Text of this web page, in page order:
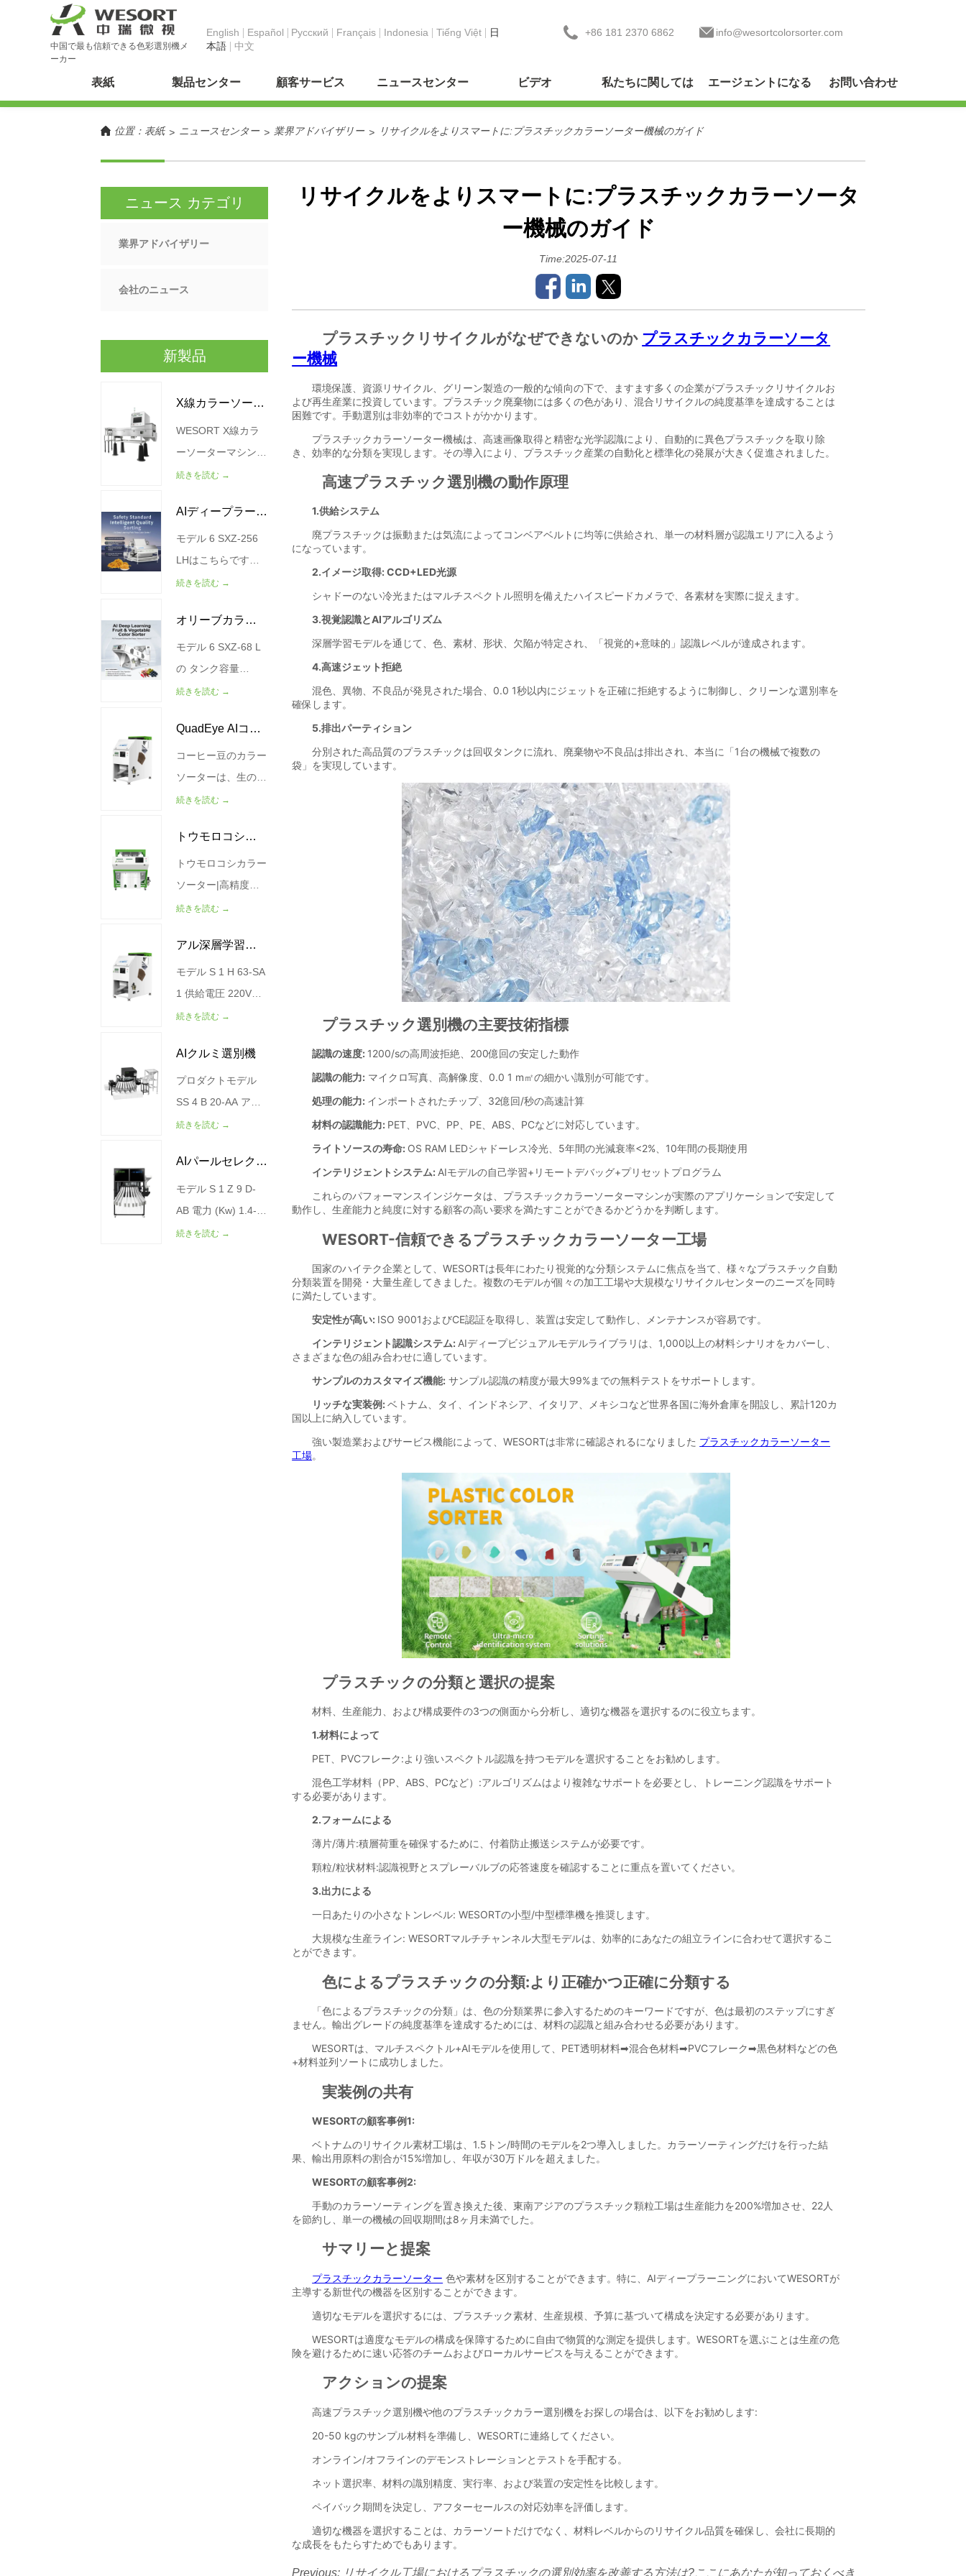
中国で最も信頼できる色彩選別機メ
ーカー
+86 181 2370 6862
English Español Pусский Français Indonesia Tiếng Việt
日
本語
中文
info@wesortcolorsorter.com
表紙 製品センター 顧客サービス ニュースセンター ビデオ 私たちに関しては エージェントになる お問い合わせ
位置： 表紙 > ニュースセンター > 業界アドバイザリー > リサイクルをよりスマートに:プラスチックカラーソーター機械のガイド
ニュース カテゴリ
業界アドバイザリー
会社のニュース
新製品
X線カラーソータ
ー機
WESORT X線カラ
ーソーターマシン
は、高度なX線画像
ーニングアルゴリズ
ムを組み合わせて、
食品品質管理と欠陥
除去のためのよりス
ョンを提供します。
従来の光学カラーソ
ーターが主に表面欠
陥を検出するのに対
ソーティング技術は
製品内部に浸透し
て、従来のソーティ
ング装置では検出で
異物を特定します。
高品質の食品加工業
界向けに設計された
X線カラーソーター
シーフード、穀物、
その他のプレミアム
製品の正確な検出、
安定し...
続きを読む →
AIディープラーニ
ングミートフロ
スカラーソータ
モデル 6 SXZ-256
LHはこちらです。
容量（キログラム/
（キロワット） 4.5
空気源の圧力
（MPa） 0.4-0.6 重
量(kg) 990 サイズ
2966*2912*2058
続きを読む →
オリーブカラー
ソーター
モデル 6 SXZ-68 L
の タンク容量
(kG/H) 250-400 空
0.6 0.6 電力 (Kw)
1.3 サイズ(MM)
1140*1931*1179 重
量(kg) 310
続きを読む →
QuadEye AIコー
ヒー豆選別機
コーヒー豆のカラー
ソーターは、生のコ
ーヒー豆と焙煎され
から、悪い豆、カビ
の生えた豆、ひびの
入った豆、殻付きの
豆、虫食い豆、木く
るAI搭載の視覚認識
および分類装置で
す。
続きを読む →
トウモロコシ色
選別機
トウモロコシカラー
ソーター|高精度光
学選別機 製品説明
ラーソーターは、高
度なRGB CCD技術
により優れた穀物品
質を提供するように
選別機です。トウモ
ロコシや多目的穀物
(小麦、米、ミレッ
ト、キノア、ライ
別に適しており、不
純物、欠陥のある穀
物、カビの生えた穀
物、石、プラスチッ
続きを読む →
アル深層学習四
鏡栗選別機
モデル S 1 H 63-SA
1 供給電圧 220V
50Hz 電力 (KW) 0.8
0.7 製造 500-
1000(kg/時) 外形寸
法（mm）
1077*1533*1755 ガ
<600 総重量（kg）
290
続きを読む →
AIクルミ選別機
プロダクトモデル
SS 4 B 20-AA アウ
トプット（猫/時
の精密（%） 99%
空気消費量
（L/MIN） <900 電
力 (KW) 0.6 0.6 空
続きを読む →
AIパールセレクシ
ョンマシン
モデル S 1 Z 9 D-
AB 電力 (Kw) 1.4-
1.8 KW 出力（星/
続きを読む →
リサイクルをよりスマートに:プラスチックカラーソータ
ー機械のガイド
Time:2025-07-11
Previous: リサイクル工場におけるプラスチックの選別効率を改善する方法は?ここにあなたが知っておくべき